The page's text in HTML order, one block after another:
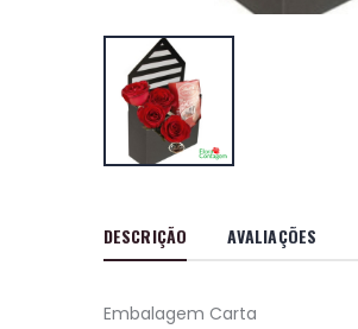
DESCRIÇÃO AVALIAÇÕES
Embalagem Carta
+ detalhes